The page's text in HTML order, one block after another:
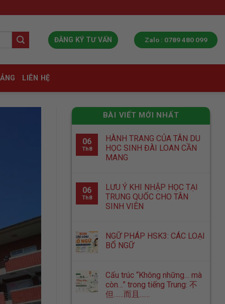
ĐĂNG KÝ TƯ VẤN Zalo : 0789 480 099
LIÊN HỆ
BÀI VIẾT MỚI NHẤT
06
Th8
HÀNH TRANG CỦA TÂN DU
HỌC SINH ĐÀI LOAN CẦN
MANG
06
Th8
LƯU Ý KHI NHẬP HỌC TẠI
TRUNG QUỐC CHO TÂN
SINH VIÊN
NGỮ PHÁP HSK3: CÁC LOẠI
BỔ NGỮ
Cấu trúc “Không những… mà
còn…” trong tiếng Trung: 不
但……而且……